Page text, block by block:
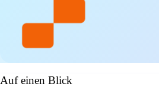
Auf einen Blick